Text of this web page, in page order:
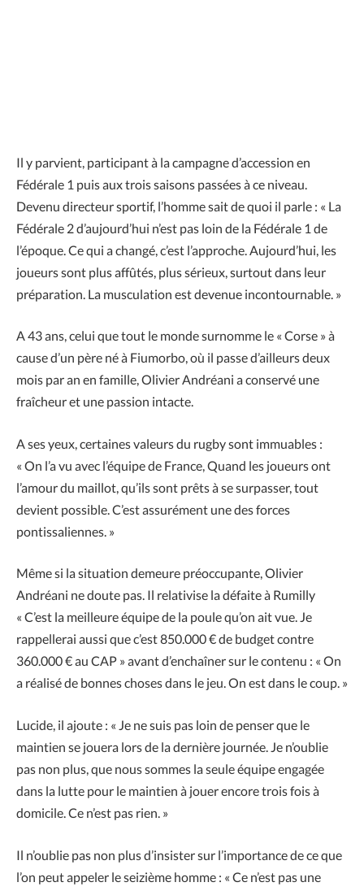
Il y parvient, participant à la campagne d’accession en
Fédérale 1 puis aux trois saisons passées à ce niveau.
Devenu directeur sportif, l’homme sait de quoi il parle : « La
Fédérale 2 d’aujourd’hui n’est pas loin de la Fédérale 1 de
l’époque. Ce qui a changé, c’est l’approche. Aujourd’hui, les
joueurs sont plus affûtés, plus sérieux, surtout dans leur
préparation. La musculation est devenue incontournable. »
A 43 ans, celui que tout le monde surnomme le « Corse » à
cause d’un père né à Fiumorbo, où il passe d’ailleurs deux
mois par an en famille, Olivier Andréani a conservé une
fraîcheur et une passion intacte.
A ses yeux, certaines valeurs du rugby sont immuables :
« On l’a vu avec l’équipe de France, Quand les joueurs ont
l’amour du maillot, qu’ils sont prêts à se surpasser, tout
devient possible. C’est assurément une des forces
pontissaliennes. »
Même si la situation demeure préoccupante, Olivier
Andréani ne doute pas. Il relativise la défaite à Rumilly
« C’est la meilleure équipe de la poule qu’on ait vue. Je
rappellerai aussi que c’est 850.000 € de budget contre
360.000 € au CAP » avant d’enchaîner sur le contenu : « On
a réalisé de bonnes choses dans le jeu. On est dans le coup. »
Lucide, il ajoute : « Je ne suis pas loin de penser que le
maintien se jouera lors de la dernière journée. Je n’oublie
pas non plus, que nous sommes la seule équipe engagée
dans la lutte pour le maintien à jouer encore trois fois à
domicile. Ce n’est pas rien. »
Il n’oublie pas non plus d’insister sur l’importance de ce que
l’on peut appeler le seizième homme : « Ce n’est pas une